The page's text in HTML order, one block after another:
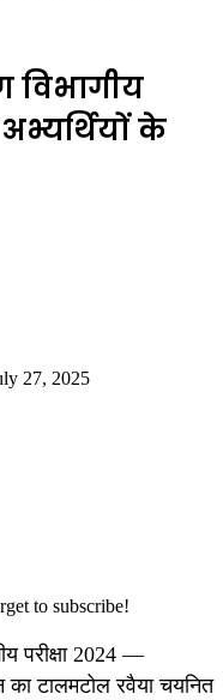
विभागीय
के
27, 2025
to subscribe!
परीक्षा 2024 —
टालमटोल रवैया चयनित